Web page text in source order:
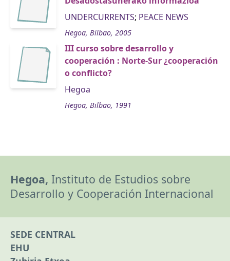
UNDERCURRENTS; PEACE NEWS
Hegoa, Bilbao, 2005
III curso sobre desarrollo y
cooperación : Norte-Sur ¿cooperación
o conflicto?
Hegoa
Hegoa, Bilbao, 1991
Hegoa, Instituto de Estudios sobre
Desarrollo y Cooperación Internacional
SEDE CENTRAL
EHU